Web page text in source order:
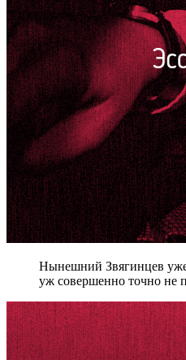
Нынешний Звягинцев уже
уж совершенно точно не